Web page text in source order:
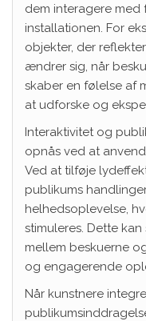
dem interagere med
installationen. For
objekter, der
ændrer sig, når
skaber en følelse af
at udforske og
Interaktivitet og
opnås ved at
Ved at tilføje
publikums
helhedsoplevelse,
stimuleres. Dette
mellem beskuerne
og engagerende
Når kunstnere